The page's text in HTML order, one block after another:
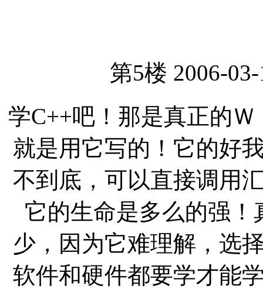
第5楼 2006-
学C++吧！那是真正的
就是用它写的！它的好
不到底，可以直接调用
它的生命是多么的强
少，因为它难理解，选
软件和硬件都要学才能